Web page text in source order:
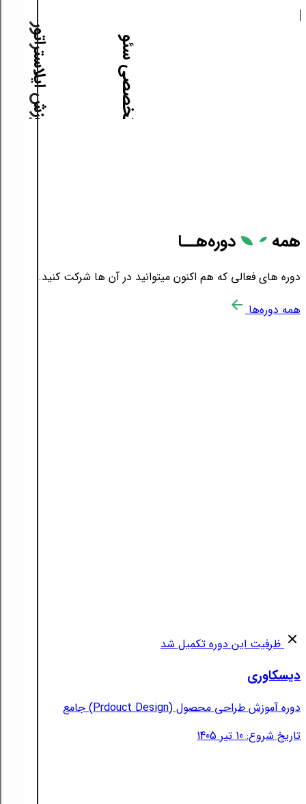
آموزش تخصصی سئو آموزش ایلاستراتور
همه دوره‌هــا
دوره های فعالی که هم اکنون میتوانید در آن ها شرکت کنید.
همه دوره‌ها
ظرفیت این دوره تکمیل شد
دیسکاوری
دوره آموزش طراحی محصول (Prdouct Design) جامع
تاریخ شروع: 10 تیر 1405